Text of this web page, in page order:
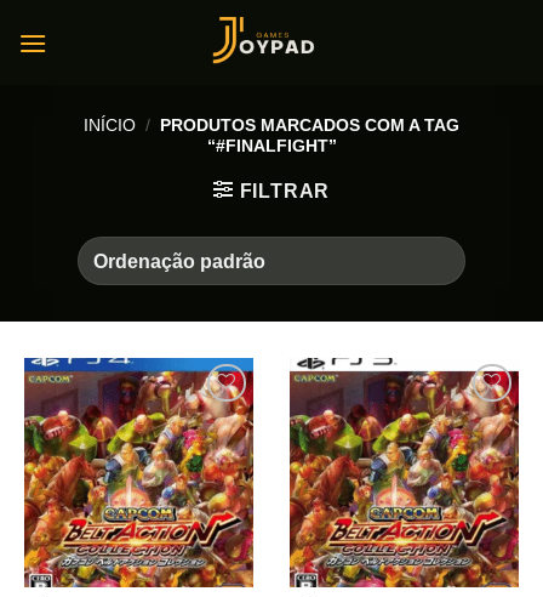
INÍCIO / PRODUTOS MARCADOS COM A TAG
“#FINALFIGHT”
FILTRAR